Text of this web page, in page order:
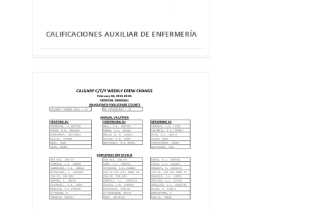
CALIFICACIONES AUXILIAR DE ENFERMERÍA